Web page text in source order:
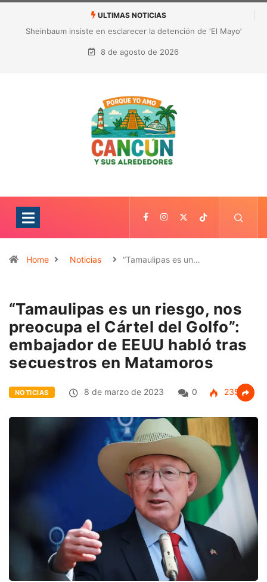
ULTIMAS NOTICIAS
¿Quién es Galita Ari y por qué acusa a RoRo de robar contenido?
La polémica que sacude las redes sociales
8 de agosto de 2026
Home Noticias “Tamaulipas es un…
“Tamaulipas es un riesgo, nos
preocupa el Cártel del Golfo”:
embajador de EEUU habló tras
secuestros en Matamoros
NOTICIAS 8 de marzo de 2023 0 235